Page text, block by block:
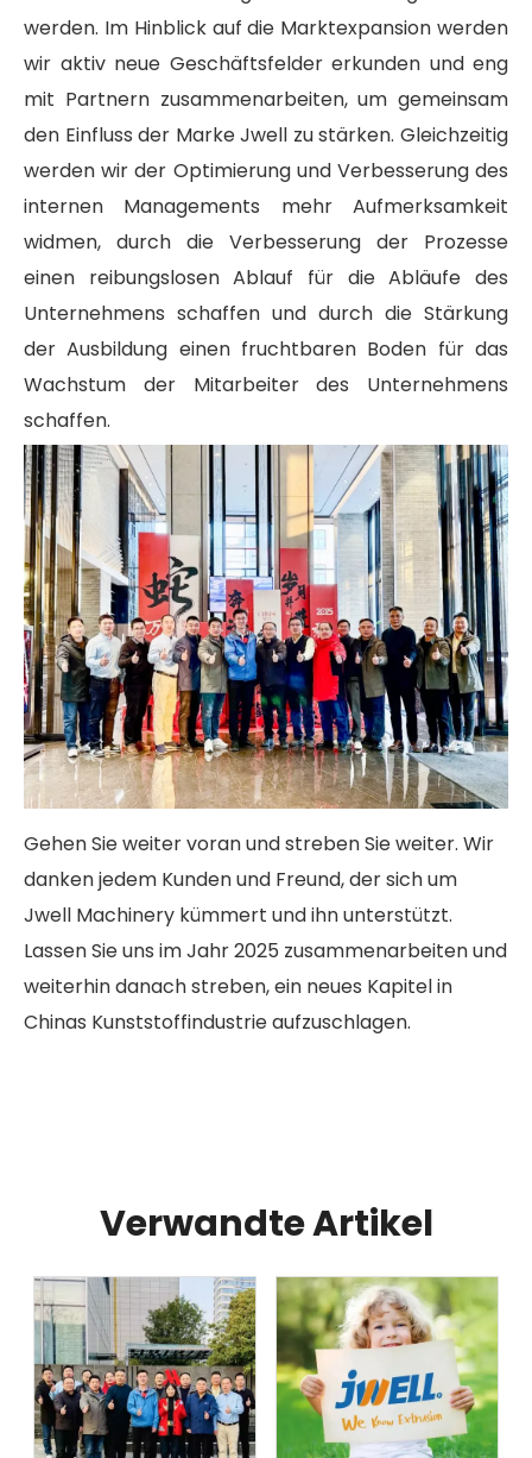
werden. Im Hinblick auf die Marktexpansion werden
wir aktiv neue Geschäftsfelder erkunden und eng
mit Partnern zusammenarbeiten, um gemeinsam
den Einfluss der Marke Jwell zu stärken. Gleichzeitig
werden wir der Optimierung und Verbesserung des
internen Managements mehr Aufmerksamkeit
widmen, durch die Verbesserung der Prozesse
einen reibungslosen Ablauf für die Abläufe des
Unternehmens schaffen und durch die Stärkung
der Ausbildung einen fruchtbaren Boden für das
Wachstum der Mitarbeiter des Unternehmens
schaffen.
Gehen Sie weiter voran und streben Sie weiter. Wir
danken jedem Kunden und Freund, der sich um
Jwell Machinery kümmert und ihn unterstützt.
Lassen Sie uns im Jahr 2025 zusammenarbeiten und
weiterhin danach streben, ein neues Kapitel in
Chinas Kunststoffindustrie aufzuschlagen.
Verwandte Artikel